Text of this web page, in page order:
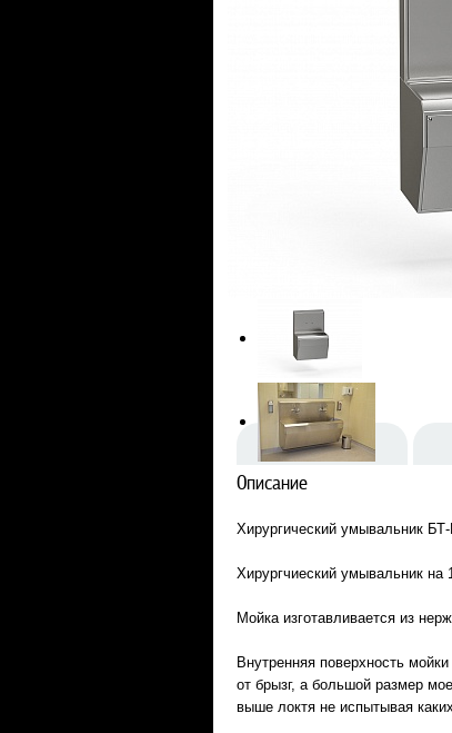
Описание
Описание
Хирургический умывальник
Хирургчиеский умывальник на
Мойка изготавливается из
Внутренняя поверхность
от брызг, а большой размер
выше локтя не испытывая